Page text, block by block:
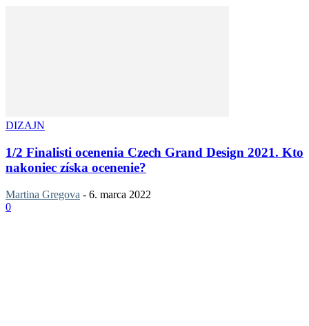
DIZAJN
1/2 Finalisti ocenenia Czech Grand Design 2021. Kto
nakoniec získa ocenenie?
Martina Gregova - 6. marca 2022
0